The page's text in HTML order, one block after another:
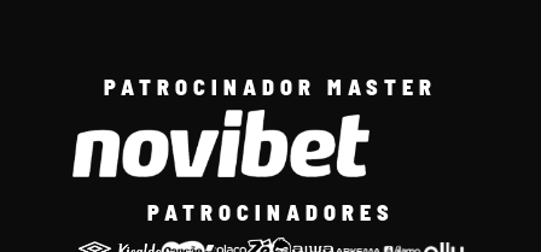
PATROCINADOR MASTER
PATROCINADORES